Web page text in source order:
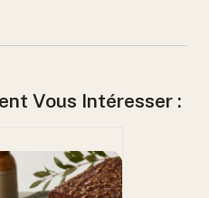
Vous Intéresser :